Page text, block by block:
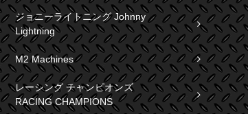
ジョニーライトニング Johnny
Lightning
M2 Machines
レーシング チャンピオンズ
RACING CHAMPIONS